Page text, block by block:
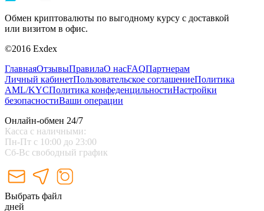
Обмен криптовалюты по выгодному курсу с доставкой
или визитом в офис.
©2016 Exdex
ГлавнаяОтзывыПравилаО насFAQПартнерам
Личный кабинетПользовательское соглашениеПолитика
AML/KYCПолитика конфеденцильностиНастройки
безопасностиВаши операции
Онлайн-обмен 24/7
Касса с наличными:
Пн-Пт с 10:00 до 23:00
Сб-Вс свободный график
Выбрать файл
дней